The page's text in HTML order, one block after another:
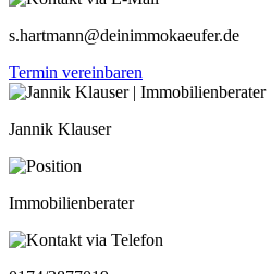
s.hartmann@deinimmokaeufer.de
Termin vereinbaren
Jannik Klauser
Immobilienberater